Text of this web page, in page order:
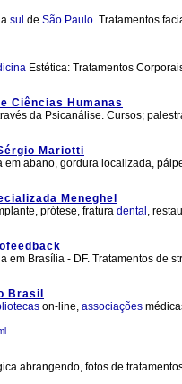
sul de São Paulo. Tratamentos
Estética: Tratamentos
Ciências Humanas
da Psicanálise. Cursos;
Mariotti
abano, gordura localizada,
Meneghel
prótese, fratura dental ,
Brasília - DF. Tratamentos de
Brasil
on-line, associações
abrangendo, fotos de